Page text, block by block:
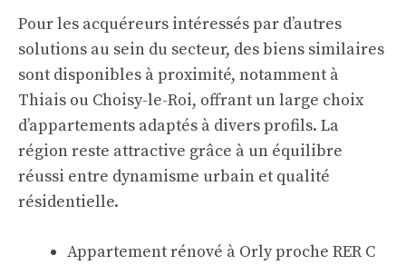
Pour les acquéreurs intéressés par d’autres
solutions au sein du secteur, des biens similaires
sont disponibles à proximité, notamment à
Thiais ou Choisy-le-Roi, offrant un large choix
d’appartements adaptés à divers profils. La
région reste attractive grâce à un équilibre
réussi entre dynamisme urbain et qualité
résidentielle.
Appartement rénové à Orly proche RER C